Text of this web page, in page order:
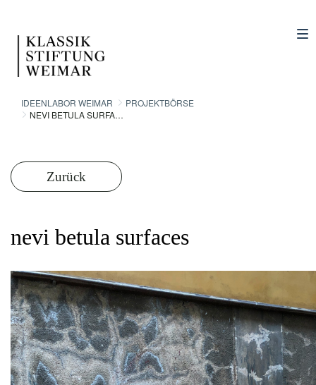
IDEENLABOR WEIMAR
PROJEKTBÖRSE
NEVI BETULA SURFACES
Zurück
nevi betula surfaces